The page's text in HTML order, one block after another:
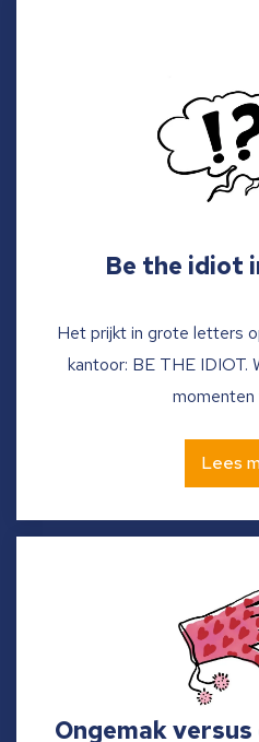
Be the idiot
Het prijkt in grote letters
kantoor: BE THE IDIOT.
Lees
Ongemak